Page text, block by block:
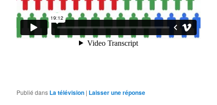
Publié dans La télévision | Laisser une réponse